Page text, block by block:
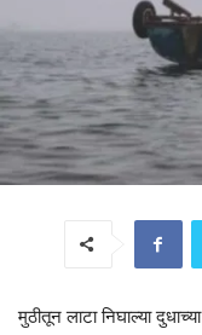
मुठीतून लाटा निघाल्या दुधाच्या